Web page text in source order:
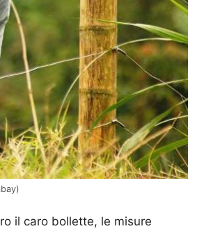
il caro bollette, le misure